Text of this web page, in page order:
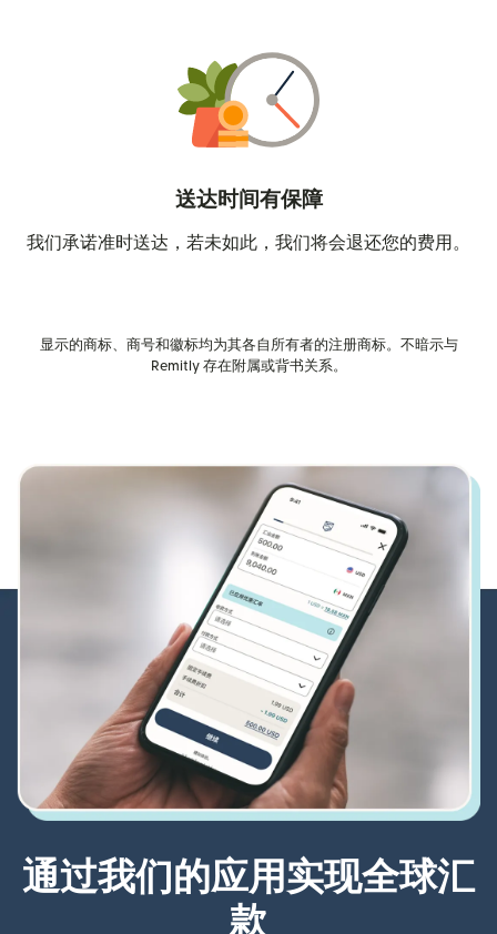
送达时间有保障
我们承诺准时送达，若未如此，我们将会退还您的费用。
显示的商标、商号和徽标均为其各自所有者的注册商标。不暗示与
Remitly 存在附属或背书关系。
通过我们的应用实现全球汇
款